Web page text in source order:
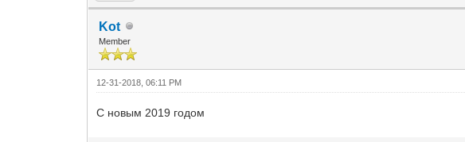
Kot
Member
12-31-2018, 06:11 PM
С новым 2019 годом